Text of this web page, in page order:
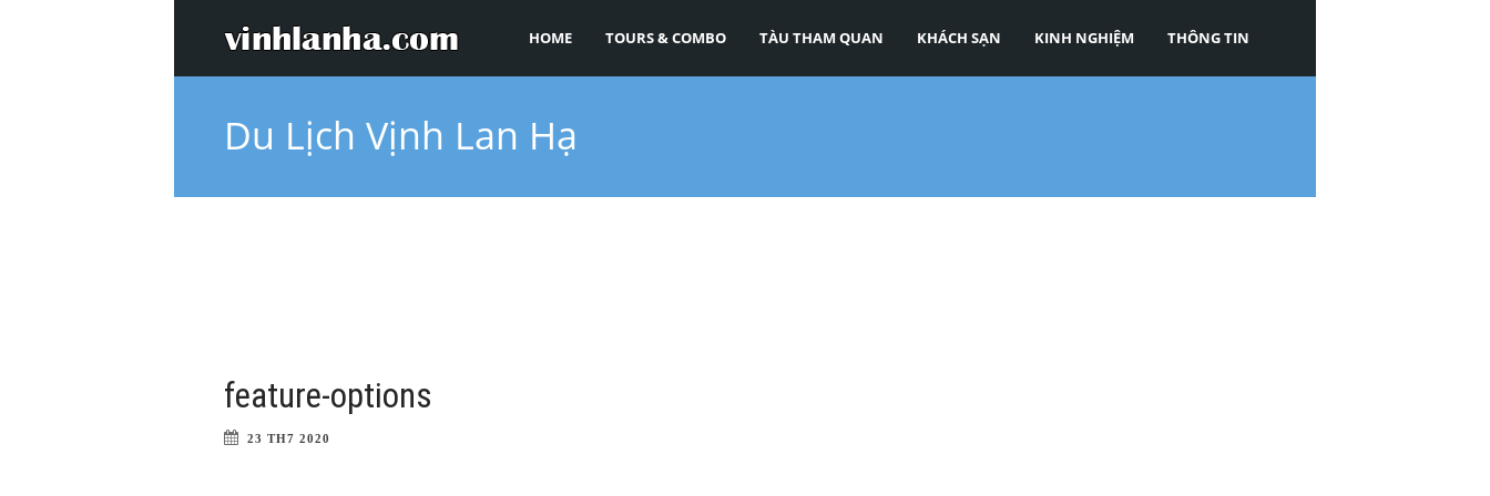
HOME TOURS & COMBO TÀU THAM QUAN KHÁCH SẠN KINH NGHIỆM THÔNG TIN
Du Lịch Vịnh Lan Hạ
feature-options
23 TH7 2020